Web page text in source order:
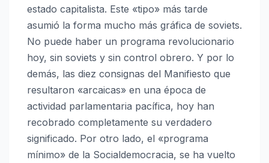
estado capitalista. Este «tipo» más tarde
asumió la forma mucho más gráfica de soviets.
No puede haber un programa revolucionario
hoy, sin soviets y sin control obrero. Y por lo
demás, las diez consignas del Manifiesto que
resultaron «arcaicas» en una época de
actividad parlamentaria pacífica, hoy han
recobrado completamente su verdadero
significado. Por otro lado, el «programa
mínimo» de la Socialdemocracia, se ha vuelto